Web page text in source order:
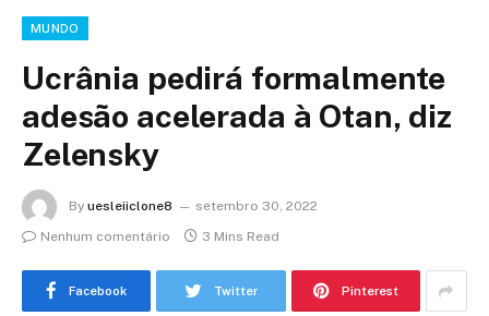
MUNDO
Ucrânia pedirá formalmente
adesão acelerada à Otan, diz
Zelensky
By uesleiiclone8
setembro 30, 2022
Nenhum comentário
3 Mins Read
Facebook Twitter Pinterest